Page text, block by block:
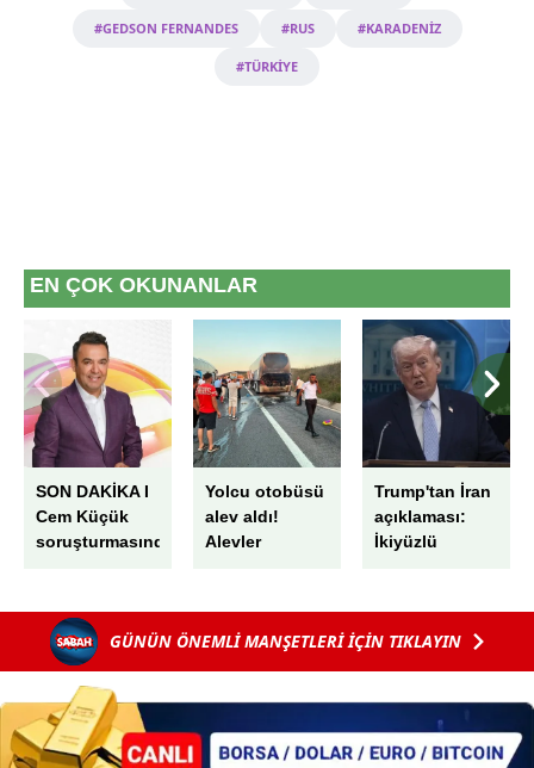
#GEDSON FERNANDES #RUS #KARADENİZ
#TÜRKİYE
EN ÇOK OKUNANLAR
SON DAKİKA I
Cem Küçük
soruşturmasında
Sarıkaya
gözaltına
alındı! Kaynağı
belirsiz para
girişi...
Yolcu otobüsü
alev aldı!
Alevler
Trump'tan İran
açıklaması:
İkiyüzlü
GÜNÜN ÖNEMLİ MANŞETLERİ İÇİN TIKLAYIN